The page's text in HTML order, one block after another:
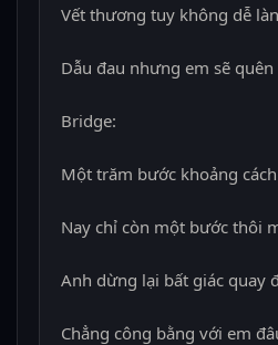
Vết thương tuy không dễ
Dẫu đau nhưng em sẽ
Bridge:
Một trăm bước khoảng
Nay chỉ còn một bước thôi
Anh dừng lại bất giác quay
Chẳng công bằng với em